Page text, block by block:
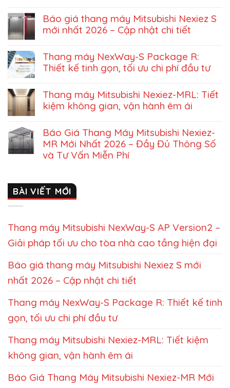
Báo giá thang máy Mitsubishi Nexiez S
mới nhất 2026 – Cập nhật chi tiết
Thang máy NexWay-S Package R:
Thiết kế tinh gọn, tối ưu chi phí đầu tư
Thang máy Mitsubishi Nexiez-MRL: Tiết
kiệm không gian, vận hành êm ái
Báo Giá Thang Máy Mitsubishi Nexiez-
MR Mới Nhất 2026 – Đầy Đủ Thông Số
và Tư Vấn Miễn Phí
BÀI VIẾT MỚI
Thang máy Mitsubishi NexWay-S AP Version2 –
Giải pháp tối ưu cho tòa nhà cao tầng hiện đại
Báo giá thang máy Mitsubishi Nexiez S mới
nhất 2026 – Cập nhật chi tiết
Thang máy NexWay-S Package R: Thiết kế tinh
gọn, tối ưu chi phí đầu tư
Thang máy Mitsubishi Nexiez-MRL: Tiết kiệm
không gian, vận hành êm ái
Báo Giá Thang Máy Mitsubishi Nexiez-MR Mới